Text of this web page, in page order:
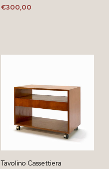
€300,00
Tavolino Cassettiera